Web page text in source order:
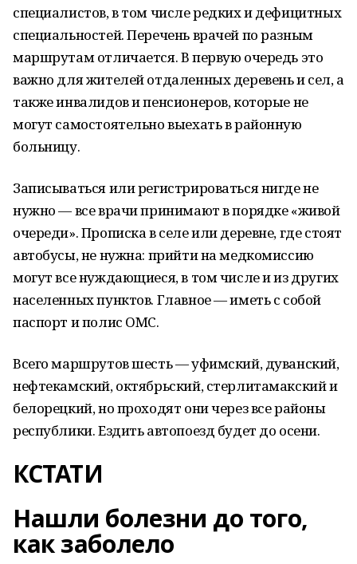
специалистов, в том числе редких и дефицитных
специальностей. Перечень врачей по разным
маршрутам отличается. В первую очередь это
важно для жителей отдаленных деревень и сел, а
также инвалидов и пенсионеров, которые не
могут самостоятельно выехать в районную
больницу.
Записываться или регистрироваться нигде не
нужно — все врачи принимают в порядке «живой
очереди». Прописка в селе или деревне, где стоят
автобусы, не нужна: прийти на медкомиссию
могут все нуждающиеся, в том числе и из других
населенных пунктов. Главное — иметь с собой
пас­порт и полис ОМС.
Всего маршрутов шесть — уфимский, дуванский,
нефтекамский, октябрьский, стерлитамакский и
белорецкий, но проходят они через все районы
республики. Ездить автопоезд будет до осени.
КСТАТИ
Нашли болезни до того,
как заболело